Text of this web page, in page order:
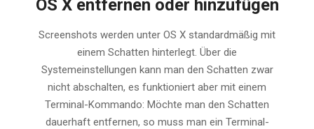
OS X entfernen oder hinzufügen
01-
Screenshots werden unter OS X standardmäßig mit
einem Schatten hinterlegt. Über die
Systemeinstellungen kann man den Schatten zwar
nicht abschalten, es funktioniert aber mit einem
Terminal-Kommando: Möchte man den Schatten
dauerhaft entfernen, so muss man ein Terminal-